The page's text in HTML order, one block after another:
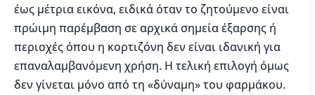
έως μέτρια εικόνα, ειδικά όταν το ζητούμενο είναι
πρώιμη παρέμβαση σε αρχικά σημεία έξαρσης ή
περιοχές όπου η κορτιζόνη δεν είναι ιδανική για
επαναλαμβανόμενη χρήση. Η τελική επιλογή όμως
δεν γίνεται μόνο από τη «δύναμη» του φαρμάκου.